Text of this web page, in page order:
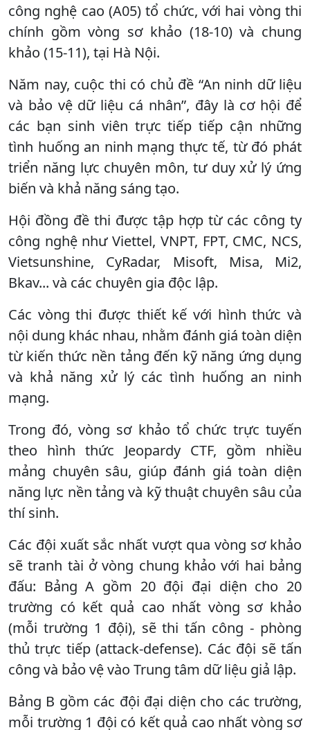
công nghệ cao (A05) tổ chức, với hai vòng thi
chính gồm vòng sơ khảo (18-10) và chung
khảo (15-11), tại Hà Nội.
Năm nay, cuộc thi có chủ đề “An ninh dữ liệu
và bảo vệ dữ liệu cá nhân”, đây là cơ hội để
các bạn sinh viên trực tiếp tiếp cận những
tình huống an ninh mạng thực tế, từ đó phát
triển năng lực chuyên môn, tư duy xử lý ứng
biến và khả năng sáng tạo.
Hội đồng đề thi được tập hợp từ các công ty
công nghệ như Viettel, VNPT, FPT, CMC, NCS,
Vietsunshine, CyRadar, Misoft, Misa, Mi2,
Bkav... và các chuyên gia độc lập.
Các vòng thi được thiết kế với hình thức và
nội dung khác nhau, nhằm đánh giá toàn diện
từ kiến thức nền tảng đến kỹ năng ứng dụng
và khả năng xử lý các tình huống an ninh
mạng.
Trong đó, vòng sơ khảo tổ chức trực tuyến
theo hình thức Jeopardy CTF, gồm nhiều
mảng chuyên sâu, giúp đánh giá toàn diện
năng lực nền tảng và kỹ thuật chuyên sâu của
thí sinh.
Các đội xuất sắc nhất vượt qua vòng sơ khảo
sẽ tranh tài ở vòng chung khảo với hai bảng
đấu: Bảng A gồm 20 đội đại diện cho 20
trường có kết quả cao nhất vòng sơ khảo
(mỗi trường 1 đội), sẽ thi tấn công - phòng
thủ trực tiếp (attack-defense). Các đội sẽ tấn
công và bảo vệ vào Trung tâm dữ liệu giả lập.
Bảng B gồm các đội đại diện cho các trường,
mỗi trường 1 đội có kết quả cao nhất vòng sơ